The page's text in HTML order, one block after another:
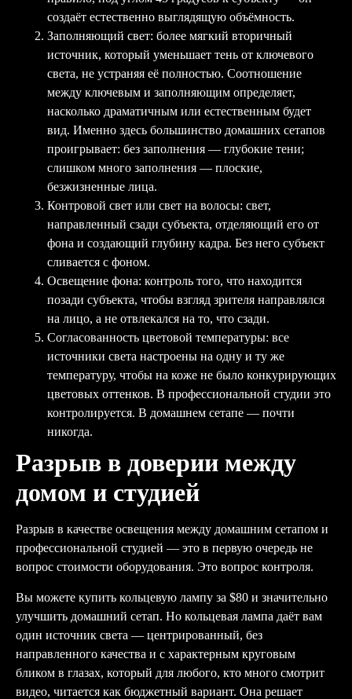
создаёт естественно выглядящую объёмность.
Заполняющий свет: более мягкий вторичный
источник, который уменьшает тень от ключевого
света, не устраняя её полностью. Соотношение
между ключевым и заполняющим определяет,
насколько драматичным или естественным будет
вид. Именно здесь большинство домашних сетапов
проигрывает: без заполнения — глубокие тени;
слишком много заполнения — плоские,
безжизненные лица.
Контровой свет или свет на волосы: свет,
направленный сзади субъекта, отделяющий его от
фона и создающий глубину кадра. Без него субъект
сливается с фоном.
Освещение фона: контроль того, что находится
позади субъекта, чтобы взгляд зрителя направлялся
на лицо, а не отвлекался на то, что сзади.
Согласованность цветовой температуры: все
источники света настроены на одну и ту же
температуру, чтобы на коже не было конкурирующих
цветовых оттенков. В профессиональной студии это
контролируется. В домашнем сетапе — почти
никогда.
Разрыв в доверии между
домом и студией
Разрыв в качестве освещения между домашним сетапом и
профессиональной студией — это в первую очередь не
вопрос стоимости оборудования. Это вопрос контроля.
Вы можете купить кольцевую лампу за $80 и значительно
улучшить домашний сетап. Но кольцевая лампа даёт вам
один источник света — центрированный, без
направленного качества и с характерным круговым
бликом в глазах, который для любого, кто много смотрит
видео, читается как бюджетный вариант. Она решает